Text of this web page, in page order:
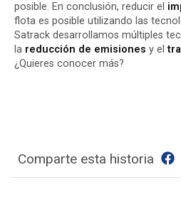
posible. En conclusión, reducir el
flota es posible utilizando las
Satrack desarrollamos múltiples
la reducción de emisiones y el
¿Quieres conocer más?
Comparte esta historia